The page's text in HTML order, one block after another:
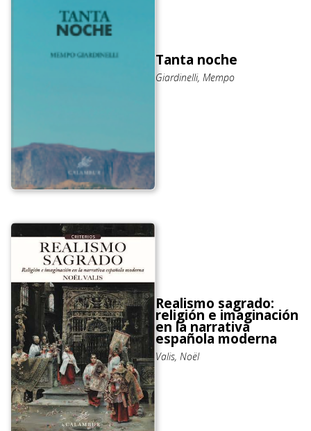
Tanta noche
Giardinelli, Mempo
Realismo sagrado:
religión e imaginación
en la narrativa
española moderna
Valis, Noël